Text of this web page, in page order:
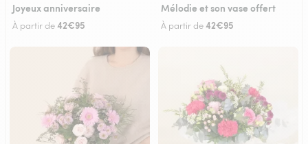
Joyeux anniversaire
À partir de42€95
Mélodie et son vase offert
À partir de42€95